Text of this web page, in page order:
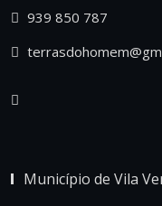
939 850 787
Município de Vila